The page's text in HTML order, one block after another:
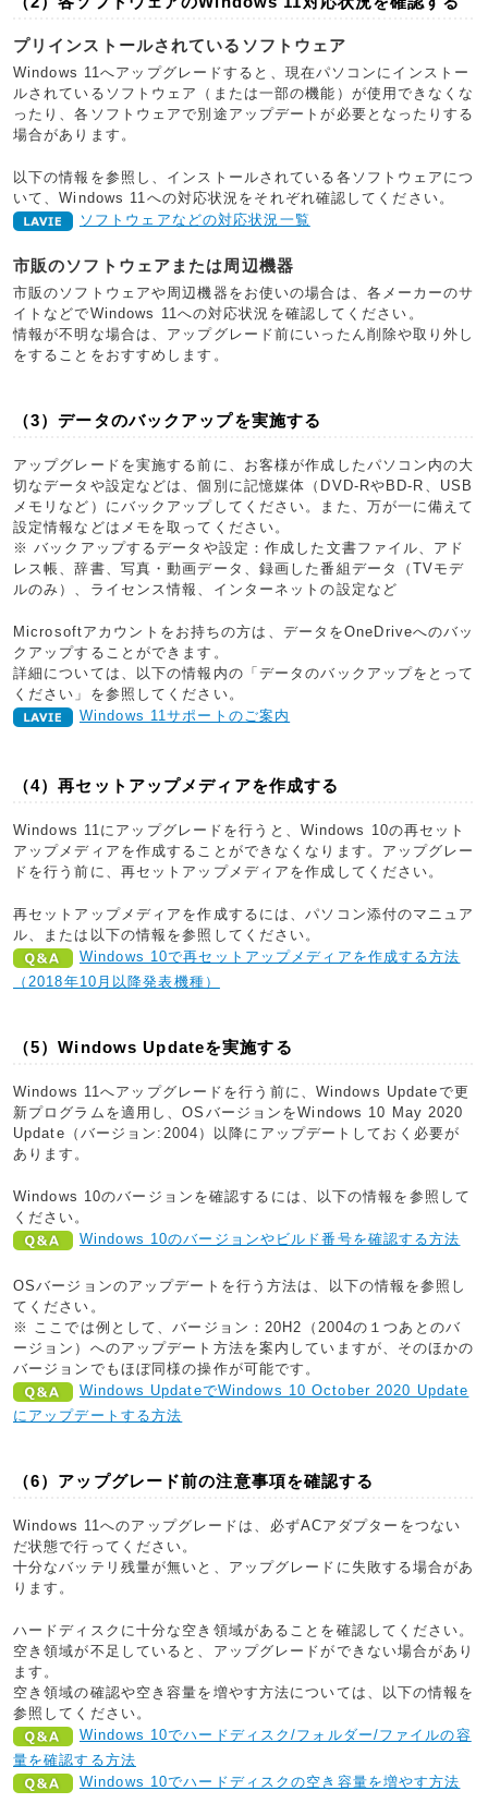
プリインストールされているソフトウェア
Windows 11へアップグレードすると、現在パソコンにインストー
ルされているソフトウェア（または一部の機能）が使用できなくな
ったり、各ソフトウェアで別途アップデートが必要となったりする
場合があります。
以下の情報を参照し、インストールされている各ソフトウェアにつ
いて、Windows 11への対応状況をそれぞれ確認してください。
ソフトウェアなどの対応状況一覧
市販のソフトウェアまたは周辺機器
市販のソフトウェアや周辺機器をお使いの場合は、各メーカーのサ
イトなどでWindows 11への対応状況を確認してください。
情報が不明な場合は、アップグレード前にいったん削除や取り外し
をすることをおすすめします。
（3）データのバックアップを実施する
アップグレードを実施する前に、お客様が作成したパソコン内の大
切なデータや設定などは、個別に記憶媒体（DVD-RやBD-R、USB
メモリなど）にバックアップしてください。また、万が一に備えて
設定情報などはメモを取ってください。
※ バックアップするデータや設定：作成した文書ファイル、アド
レス帳、辞書、写真・動画データ、録画した番組データ（TVモデ
ルのみ）、ライセンス情報、インターネットの設定など
Microsoftアカウントをお持ちの方は、データをOneDriveへのバッ
クアップすることができます。
詳細については、以下の情報内の「データのバックアップをとって
ください」を参照してください。
Windows 11サポートのご案内
（4）再セットアップメディアを作成する
Windows 11にアップグレードを行うと、Windows 10の再セット
アップメディアを作成することができなくなります。アップグレー
ドを行う前に、再セットアップメディアを作成してください。
再セットアップメディアを作成するには、パソコン添付のマニュア
ル、または以下の情報を参照してください。
Windows 10で再セットアップメディアを作成する方法
（2018年10月以降発表機種）
（5）Windows Updateを実施する
Windows 11へアップグレードを行う前に、Windows Updateで更
新プログラムを適用し、OSバージョンをWindows 10 May 2020
Update（バージョン:2004）以降にアップデートしておく必要が
あります。
Windows 10のバージョンを確認するには、以下の情報を参照して
ください。
Windows 10のバージョンやビルド番号を確認する方法
OSバージョンのアップデートを行う方法は、以下の情報を参照し
てください。
※ ここでは例として、バージョン：20H2（2004の１つあとのバ
ージョン）へのアップデート方法を案内していますが、そのほかの
バージョンでもほぼ同様の操作が可能です。
Windows UpdateでWindows 10 October 2020 Update
にアップデートする方法
（6）アップグレード前の注意事項を確認する
Windows 11へのアップグレードは、必ずACアダプターをつない
だ状態で行ってください。
十分なバッテリ残量が無いと、アップグレードに失敗する場合があ
ります。
ハードディスクに十分な空き領域があることを確認してください。
空き領域が不足していると、アップグレードができない場合があり
ます。
空き領域の確認や空き容量を増やす方法については、以下の情報を
参照してください。
Windows 10でハードディスク/フォルダー/ファイルの容
量を確認する方法
Windows 10でハードディスクの空き容量を増やす方法